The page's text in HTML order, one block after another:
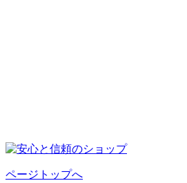
ページトップへ